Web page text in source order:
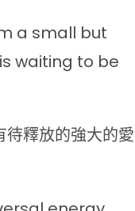
a small but
waiting to be
釋放的強大的愛